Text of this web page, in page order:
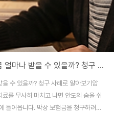
암·뇌·심혈관 치료를 받았다면 보험금 얼마나 받을 수 있을까? 청구 사례로 알아보기
을 수 있을까? 청구 사례로 알아보기암
를 무사히 마치고 나면 안도의 숨을 쉬
들어옵니다. 막상 보험금을 청구하려고